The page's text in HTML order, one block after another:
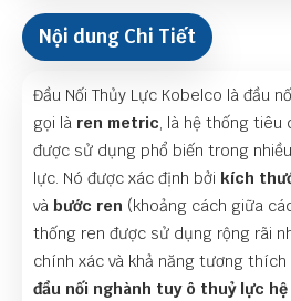
Nội dung Chi Tiết
Đầu Nối Thủy Lực Kobelco là đầu
gọi là ren metric, là hệ thống tiêu
được sử dụng phổ biến trong
lực. Nó được xác định bởi kích
và bước ren (khoảng cách giữa
thống ren được sử dụng rộng rãi
chính xác và khả năng tương thích
đầu nối nghành tuy ô thuỷ lực